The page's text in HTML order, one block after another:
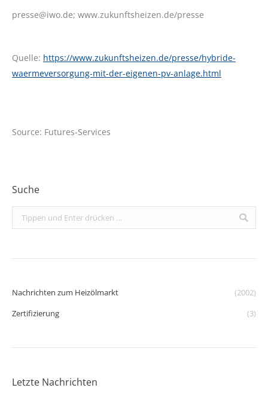
presse@iwo.de; www.zukunftsheizen.de/presse
Quelle: https://www.zukunftsheizen.de/presse/hybride-
waermeversorgung-mit-der-eigenen-pv-anlage.html
Source: Futures-Services
Suche
Search:
Nachrichten zum Heizölmarkt
(2002)
Zertifizierung
(3)
Letzte Nachrichten